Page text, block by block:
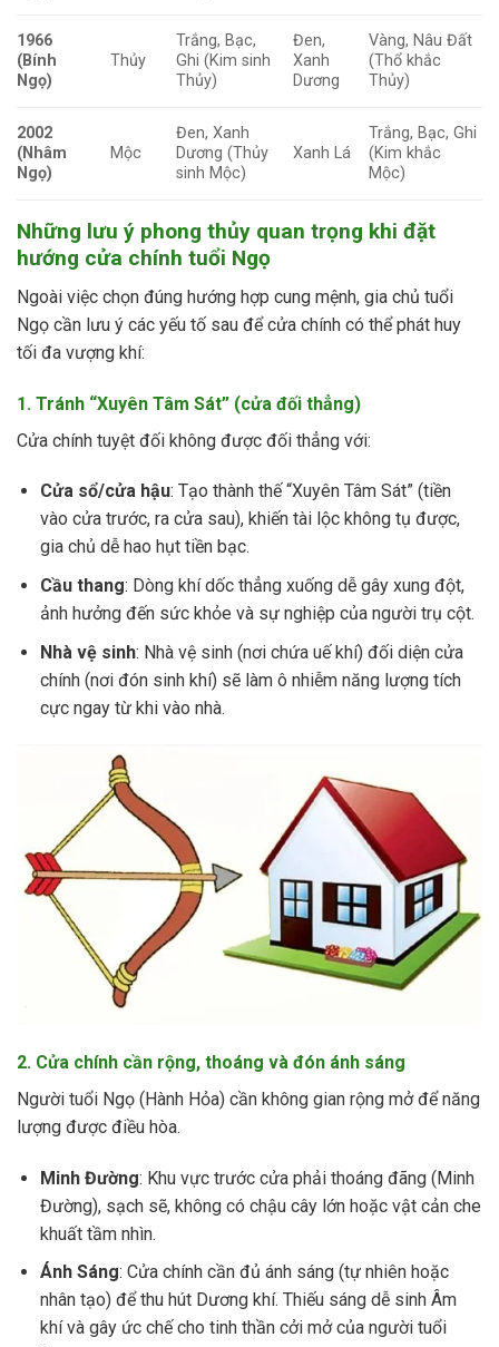
1966
(Bính
Ngọ)
Thủy
Trắng, Bạc,
Ghi (Kim sinh
Thủy)
Đen,
Xanh
Dương
Vàng, Nâu Đất
(Thổ khắc
Thủy)
2002
(Nhâm
Ngọ)
Mộc
Đen, Xanh
Dương (Thủy
sinh Mộc)
Xanh Lá
Trắng, Bạc, Ghi
(Kim khắc
Mộc)
Những lưu ý phong thủy quan trọng khi đặt
hướng cửa chính tuổi Ngọ
Ngoài việc chọn đúng hướng hợp cung mệnh, gia chủ tuổi
Ngọ cần lưu ý các yếu tố sau để cửa chính có thể phát huy
tối đa vượng khí:
1. Tránh “Xuyên Tâm Sát” (cửa đối thẳng)
Cửa chính tuyệt đối không được đối thẳng với:
Cửa sổ/cửa hậu: Tạo thành thế “Xuyên Tâm Sát” (tiền
vào cửa trước, ra cửa sau), khiến tài lộc không tụ được,
gia chủ dễ hao hụt tiền bạc.
Cầu thang: Dòng khí dốc thẳng xuống dễ gây xung đột,
ảnh hưởng đến sức khỏe và sự nghiệp của người trụ cột.
Nhà vệ sinh: Nhà vệ sinh (nơi chứa uế khí) đối diện cửa
chính (nơi đón sinh khí) sẽ làm ô nhiễm năng lượng tích
cực ngay từ khi vào nhà.
2. Cửa chính cần rộng, thoáng và đón ánh sáng
Người tuổi Ngọ (Hành Hỏa) cần không gian rộng mở để năng
lượng được điều hòa.
Minh Đường: Khu vực trước cửa phải thoáng đãng (Minh
Đường), sạch sẽ, không có chậu cây lớn hoặc vật cản che
khuất tầm nhìn.
Ánh Sáng: Cửa chính cần đủ ánh sáng (tự nhiên hoặc
nhân tạo) để thu hút Dương khí. Thiếu sáng dễ sinh Âm
khí và gây ức chế cho tinh thần cởi mở của người tuổi